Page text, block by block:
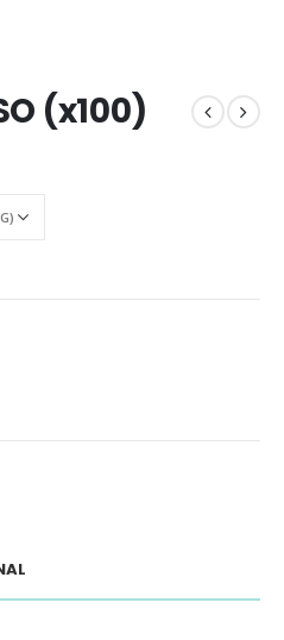
(x100)